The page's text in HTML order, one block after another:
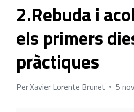
2.Rebuda i
els primers
pràctiques
PerXavier Lorente Brunet 5